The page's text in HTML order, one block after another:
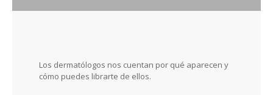
Los dermatólogos nos cuentan por qué aparecen y
cómo puedes librarte de ellos.